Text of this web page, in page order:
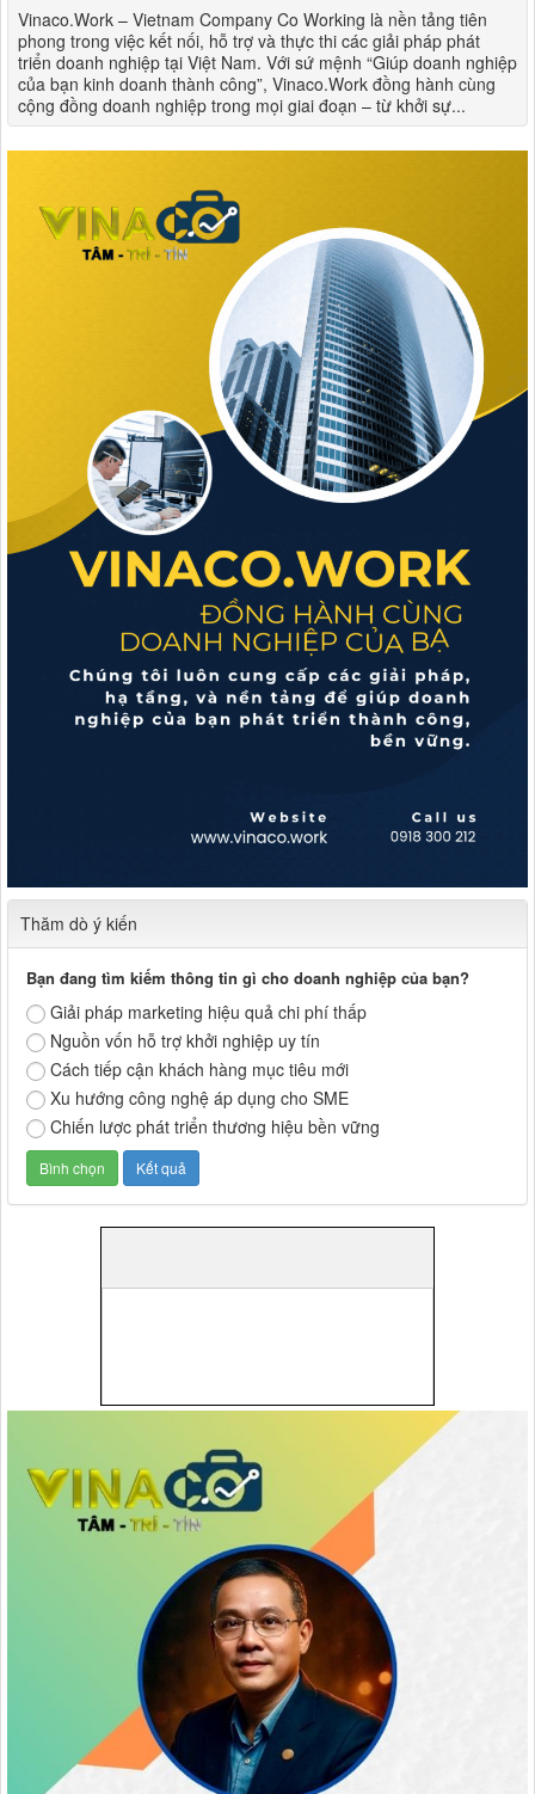
Vinaco.Work – Vietnam Company Co Working là nền tảng tiên
phong trong việc kết nối, hỗ trợ và thực thi các giải pháp phát
triển doanh nghiệp tại Việt Nam. Với sứ mệnh “Giúp doanh nghiệp
của bạn kinh doanh thành công”, Vinaco.Work đồng hành cùng
cộng đồng doanh nghiệp trong mọi giai đoạn – từ khởi sự...
Thăm dò ý kiến
Bạn đang tìm kiếm thông tin gì cho doanh nghiệp của bạn?
Giải pháp marketing hiệu quả chi phí thấp
Nguồn vốn hỗ trợ khởi nghiệp uy tín
Cách tiếp cận khách hàng mục tiêu mới
Xu hướng công nghệ áp dụng cho SME
Chiến lược phát triển thương hiệu bền vững